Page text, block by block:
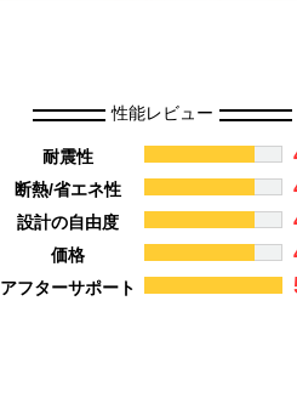
性能レビュー
耐震性
断熱/省エネ性
設計の自由度
価格
アフターサポート